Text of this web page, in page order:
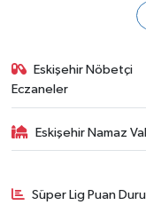
Eskişehir Nöbetçi
Eczaneler
Eskişehir Namaz
Süper Lig Puan